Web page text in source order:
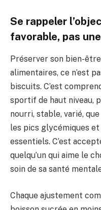
Se rappeler
favorable, pas
Préserver son bien-
alimentaires, ce n’est
biscuits. C’est
sportif de haut niveau,
nourri, stable, varié,
les pics glycémiques
essentiels. C’est
quelqu’un qui aime le
soin de sa santé
Chaque ajustement